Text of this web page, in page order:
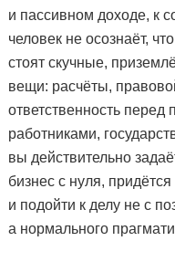
и пассивном доходе, к
человек не осознаёт,
стоят скучные,
вещи: расчёты,
ответственность перед
работниками,
вы действительно
бизнес с нуля,
и подойти к делу не с
а нормального